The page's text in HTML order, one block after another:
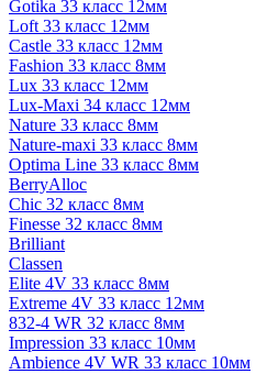
Gotika 33 класс 12мм
Loft 33 класс 12мм
Castle 33 класс 12мм
Fashion 33 класс 8мм
Lux 33 класс 12мм
Lux-Maxi 34 класс 12мм
Nature 33 класс 8мм
Nature-maxi 33 класс 8мм
Optima Line 33 класс 8мм
BerryAlloc
Chic 32 класс 8мм
Finesse 32 класс 8мм
Brilliant
Classen
Elite 4V 33 класс 8мм
Extreme 4V 33 класс 12мм
832-4 WR 32 класс 8мм
Impression 33 класс 10мм
Ambience 4V WR 33 класс 10мм